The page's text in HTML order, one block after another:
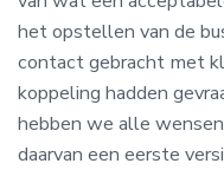
het opstellen van de
contact gebracht met
koppeling hadden
hebben we alle
daarvan een eerste